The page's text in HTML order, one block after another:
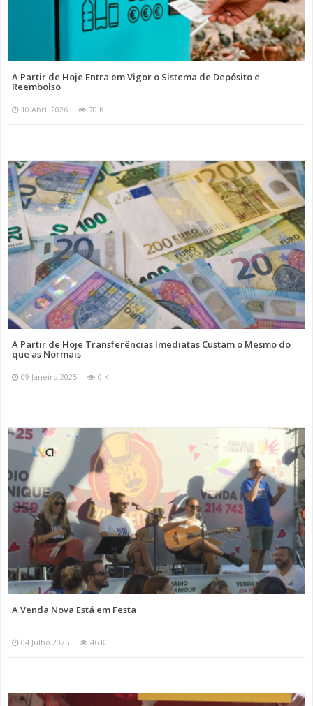
A Partir de Hoje Entra em Vigor o Sistema de Depósito e
Reembolso
10 Abril 2026 70 K
A Partir de Hoje Transferências Imediatas Custam o Mesmo do
que as Normais
09 Janeiro 2025 0 K
A Venda Nova Está em Festa
04 Julho 2025 46 K